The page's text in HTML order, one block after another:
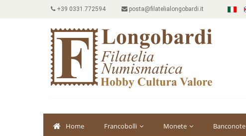
+39 0331.772594 posta@filatelialongobardi.it
Home Francobolli Monete Banconote